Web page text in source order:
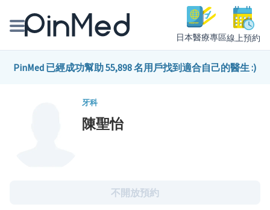
日本醫療專區線上預約
線上預約醫師、院所
PinMed 已經成功幫助 55,898 名用戶找到適合自己的醫生 :)
牙科
陳聖怡
不開放預約